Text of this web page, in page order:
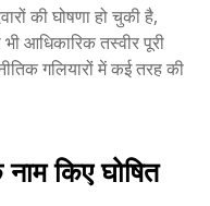
की घोषणा हो चुकी है,
आधिकारिक तस्वीर पूरी
गलियारों में कई तरह की
किए घोषित